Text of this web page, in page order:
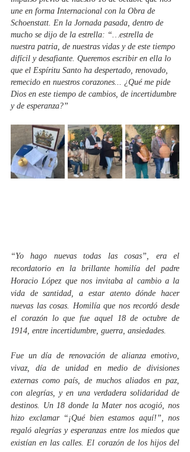
une en forma Internacional con la Obra de
Schoenstatt. En la Jornada pasada, dentro de
mucho se dijo de la estrella: “…estrella de
nuestra patria, de nuestras vidas y de este tiempo
difícil y desafiante. Queremos escribir en ella lo
que el Espíritu Santo ha despertado, renovado,
remecido en nuestros corazones... ¿Qué me pide
Dios en este tiempo de cambios, de incertidumbre
y de esperanza?”
“Yo hago nuevas todas las cosas”, era el
recordatorio en la brillante homilía del padre
Horacio López que nos invitaba al cambio a la
vida de santidad, a estar atento dónde hacer
nuevas las cosas. Homilía que nos recordó desde
el corazón lo que fue aquel 18 de octubre de
1914, entre incertidumbre, guerra, ansiedades.
Fue un día de renovación de alianza emotivo,
vivaz, día de unidad en medio de divisiones
externas como país, de muchos aliados en paz,
con alegrías, y en una verdadera solidaridad de
destinos. Un 18 donde la Mater nos acogió, nos
hizo exclamar “¡Qué bien estamos aquí!”, nos
regaló alegrías y esperanzas entre los miedos que
existían en las calles. El corazón de los hijos del